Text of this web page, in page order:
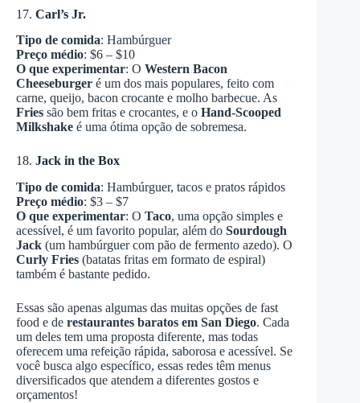
17. Carl’s Jr.
Tipo de comida: Hambúrguer
Preço médio: $6 – $10
O que experimentar: O Western Bacon
Cheeseburger é um dos mais populares, feito com
carne, queijo, bacon crocante e molho barbecue. As
Fries são bem fritas e crocantes, e o Hand-Scooped
Milkshake é uma ótima opção de sobremesa.
18. Jack in the Box
Tipo de comida: Hambúrguer, tacos e pratos rápidos
Preço médio: $3 – $7
O que experimentar: O Taco, uma opção simples e
acessível, é um favorito popular, além do Sourdough
Jack (um hambúrguer com pão de fermento azedo). O
Curly Fries (batatas fritas em formato de espiral)
também é bastante pedido.
Essas são apenas algumas das muitas opções de fast
food e de restaurantes baratos em San Diego. Cada
um deles tem uma proposta diferente, mas todas
oferecem uma refeição rápida, saborosa e acessível. Se
você busca algo específico, essas redes têm menus
diversificados que atendem a diferentes gostos e
orçamentos!